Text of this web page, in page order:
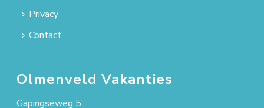
Privacy
Contact
Olmenveld Vakanties
Gapingseweg 5